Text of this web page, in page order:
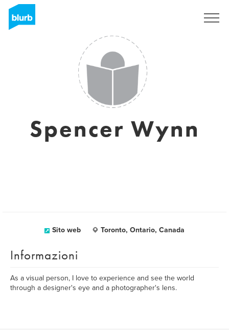
Spencer Wynn
Sito web Toronto, Ontario, Canada
Informazioni
As a visual person, I love to experience and see the world
through a designer's eye and a photographer's lens.